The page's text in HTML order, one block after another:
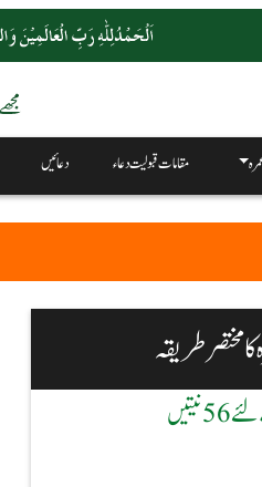
مقامات قبولیت دعاء دعائیں
مختصر طریقہ